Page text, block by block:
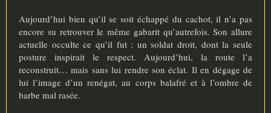
Aujourd’hui bien qu’il se soit échappé du cachot, il n’a pas
encore su retrouver le même gabarit qu’autrefois. Son allure
actuelle occulte ce qu’il fut : un soldat droit, dont la seule
posture inspirait le respect. Aujourd’hui, la route l’a
reconstruit… mais sans lui rendre son éclat. Il en dégage de
lui l’image d’un renégat, au corps balafré et à l’ombre de
barbe mal rasée.